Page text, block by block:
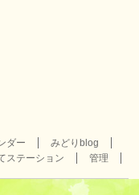
ダー
みどりblog
ステーション 管理